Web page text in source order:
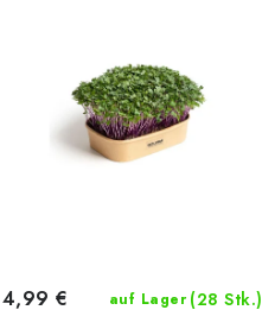
auf Lager (28 Stk.)
4,99 €